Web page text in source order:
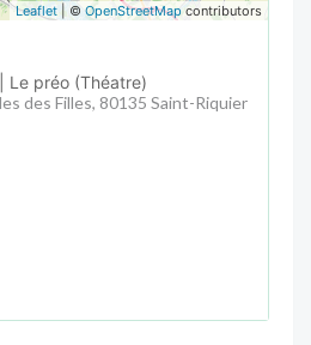
Leaflet | © OpenStreetMap contributors
Le préo (Théatre)
des Filles, 80135 Saint-Riquier